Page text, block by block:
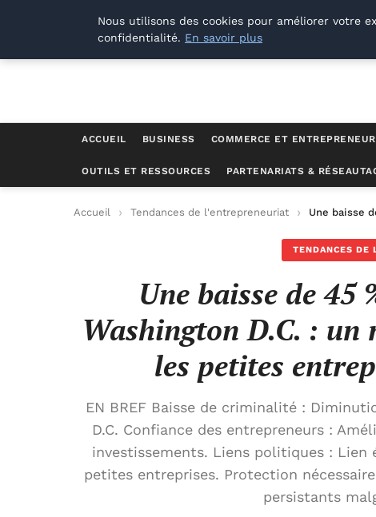
Lyon Photos
ACCUEIL BUSINESS COMMERCE ET
OUTILS ET RESSOURCES PARTENARIATS &
Accueil Tendances de l'entrepreneuriat Une baisse
TENDANCES DE
Une baisse de
Washington D.C. : un
les petites
EN BREF Baisse de criminalité :
D.C. Confiance des entrepreneurs :
investissements. Liens politiques :
petites entreprises. Protection
persistants
Nous utilisons des cookies pour améliorer votre
confidentialité. En savoir plus